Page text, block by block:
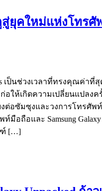
สู่ยุคใหม่แห่งโทร
เป็นช่วงเวลาที่ทรงคุณค่
อให้เกิดความเปลี่ยนแปล
ต่อซัมซุงและวงการโทรศั
อถือและ Samsung
ฑ์ […]